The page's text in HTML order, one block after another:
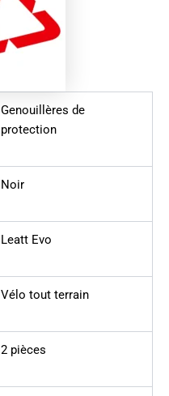
Genouillères de
protection
Noir
Leatt Evo
Vélo tout terrain
2 pièces